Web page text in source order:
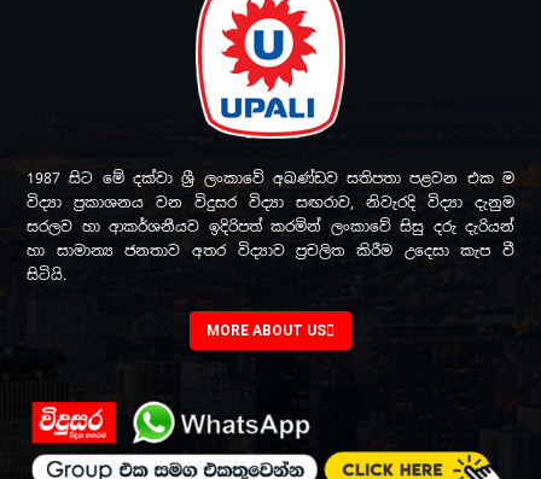
1987 සිට මේ දක්වා ශ්‍රී ලංකාවේ අඛණ්ඩව සතිපතා පළවන එක ම
විද්‍යා ප්‍රකාශනය වන විදුසර විද්‍යා සඟරාව, නිවැරදි විද්‍යා දැනුම
සරලව හා ආකර්ශනීයව ඉදිරිපත් කරමින් ලංකාවේ සිසු දරු දැරියන්
හා සාමාන්‍ය ජනතාව අතර විද්‍යාව ප්‍රචලිත කිරීම උදෙසා කැප වී
සිටියි.
MORE ABOUT US